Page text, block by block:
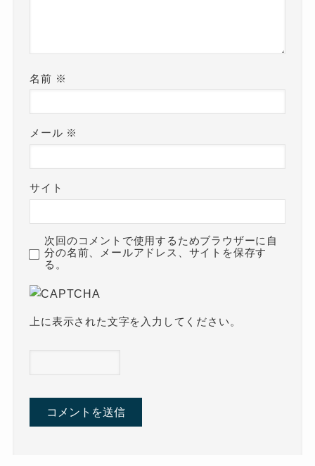
名前 ※
メール ※
サイト
次回のコメントで使用するためブラウザーに自
分の名前、メールアドレス、サイトを保存す
る。
上に表示された文字を入力してください。